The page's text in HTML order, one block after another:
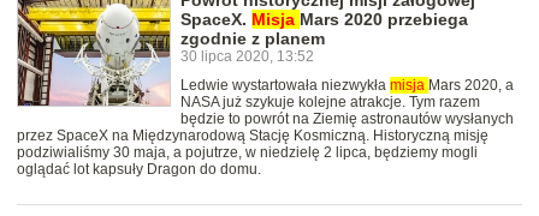
SpaceX. Misja Mars 2020 przebiega
zgodnie z planem
30 lipca 2020, 13:52
Ledwie wystartowała niezwykła misja Mars 2020, a
NASA już szykuje kolejne atrakcje. Tym razem
będzie to powrót na Ziemię astronautów wysłanych
przez SpaceX na Międzynarodową Stację Kosmiczną. Historyczną misję
podziwialiśmy 30 maja, a pojutrze, w niedzielę 2 lipca, będziemy mogli
oglądać lot kapsuły Dragon do domu.